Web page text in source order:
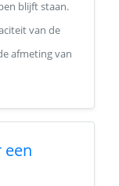
blijft staan.
van de
afmeting van
een